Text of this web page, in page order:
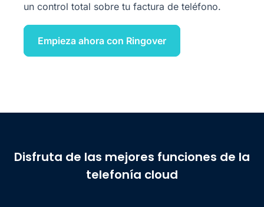
un control total sobre tu factura de teléfono.
Empieza ahora con Ringover
Disfruta de las mejores funciones de la
telefonía cloud